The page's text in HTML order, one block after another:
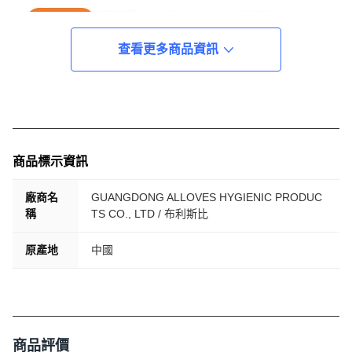
查看更多商品資訊
商品標示資訊
廠商名
稱
GUANGDONG ALLOVES HYGIENIC PRODUC
TS CO., LTD / 布利斯比
原產地 中國
商品評價